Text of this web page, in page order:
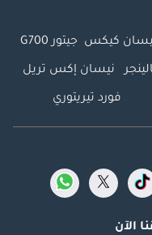
كيكس جيتور G700
نيسان إكس تريل
فورد تيريتوري
الآن